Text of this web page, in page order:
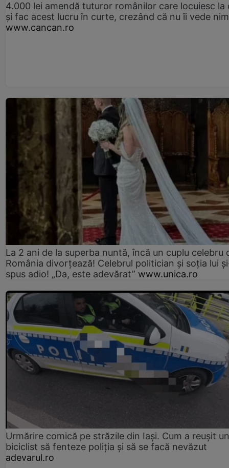
4.000 lei amendă tuturor românilor care locuiesc la
și fac acest lucru în curte, crezând că nu îi vede
www.cancan.ro
La 2 ani de la superba nuntă, încă un cuplu celebru
România divorțează! Celebrul politician și soția lui
spus adio! „Da, este adevărat” www.unica.ro
Urmărire comică pe străzile din Iași. Cum a reușit un
biciclist să fenteze poliția și să se facă nevăzut
adevarul.ro